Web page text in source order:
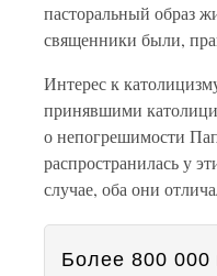
пасторальный образ
священники были,
Интерес к
принявшими
о непогрешимости
распространилась у
случае, оба они
Более 800 000